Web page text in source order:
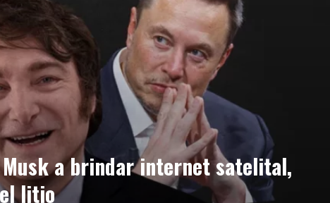
a brindar internet satelital,
litio